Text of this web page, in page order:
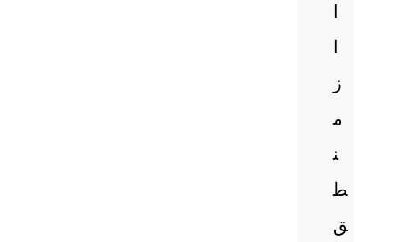
ا
ا
ز
م
ن
ط
ق